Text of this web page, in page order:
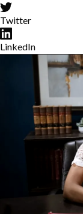
Twitter
LinkedIn